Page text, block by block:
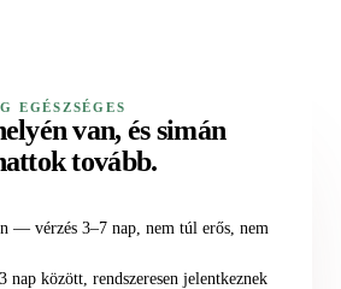
EGÉSZSÉGES
van, és simán
tovább.
— vérzés 3–7 nap, nem túl erős, nem
nap között, rendszeresen jelentkeznek